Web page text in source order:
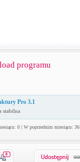
programu
Pro 3.1
stabilna
0 | W poprzednim miesiącu: 36
0